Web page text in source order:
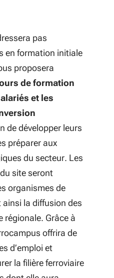
pas
en formation initiale
proposera
de formation
et les
de développer leurs
préparer aux
du secteur. Les
site seront
organismes de
la diffusion des
régionale. Grâce à
offrira de
d’emploi et
la filière ferroviaire